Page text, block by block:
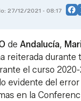
27/12/2021 - 08:17
de Andalucía,
reiterada durante
el curso 2020-
evidente del
en la